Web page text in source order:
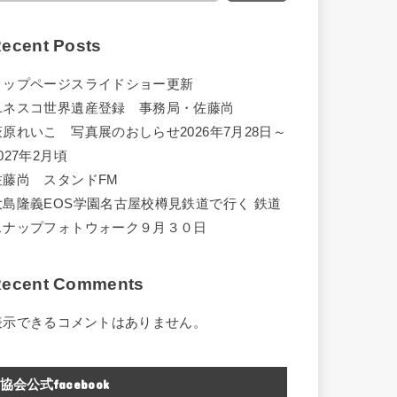
Posts
ップページスライドショー更新
ネスコ世界遺産登録 事務局・佐藤尚
原れいこ 写真展のおしらせ2026年7月28日～
年2月頃
藤尚 スタンドFM
島隆義EOS学園名古屋校樽見鉄道で行く 鉄道
ナップフォトウォーク９月３０日
Comments
示できるコメントはありません。
協会公式facebook